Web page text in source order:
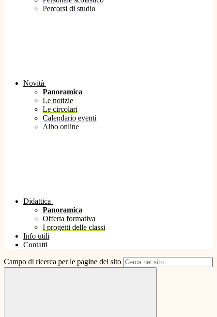
Percorsi di studio
Novità
Panoramica
Le notizie
Le circolari
Calendario eventi
Albo online
Didattica
Panoramica
Offerta formativa
I progetti delle classi
Info utili
Contatti
Campo di ricerca per le pagine del sito